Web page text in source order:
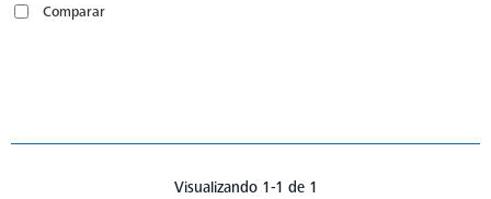
Comparar
Visualizando 1-1 de 1